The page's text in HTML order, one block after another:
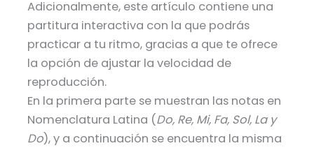
Adicionalmente, este artículo contiene una
partitura interactiva con la que podrás
practicar a tu ritmo, gracias a que te ofrece
la opción de ajustar la velocidad de
reproducción.
En la primera parte se muestran las notas en
Nomenclatura Latina (Do, Re, Mi, Fa, Sol, La y
Do), y a continuación se encuentra la misma